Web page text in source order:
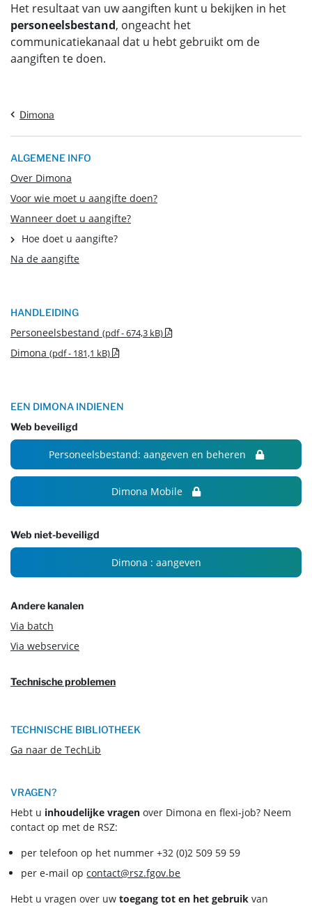
Het resultaat van uw aangiften kunt u bekijken in het
personeelsbestand, ongeacht het
communicatiekanaal dat u hebt gebruikt om de
aangiften te doen.
Dimona
ALGEMENE INFO
Over Dimona
Voor wie moet u aangifte doen?
Wanneer doet u aangifte?
Hoe doet u aangifte?
Na de aangifte
HANDLEIDING
Personeelsbestand (pdf - 674,3 kB)
.pdf - Nieuw venster
Dimona (pdf - 181,1 kB) .pdf - Nieuw venster
EEN DIMONA INDIENEN
Web beveiligd
Personeelsbestand: aangeven en beheren
Dimona Mobile
Web niet-beveiligd
Dimona : aangeven
Andere kanalen
Via batch
Via webservice
Technische problemen
TECHNISCHE BIBLIOTHEEK
Ga naar de TechLib
VRAGEN?
Hebt u inhoudelijke vragen over Dimona en flexi-job? Neem
contact op met de RSZ:
per telefoon op het nummer +32 (0)2 509 59 59
per e-mail opcontact@rsz.fgov.be
Hebt u vragen over uw toegang tot en het gebruik van